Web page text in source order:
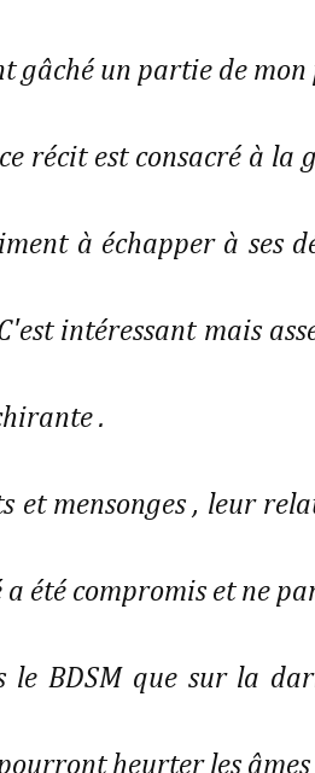
gâché un partie de mon
récit est consacré à la
à échapper à ses
intéressant mais
.
et mensonges , leur
été compromis et ne
le BDSM que sur la
heurter les âmes